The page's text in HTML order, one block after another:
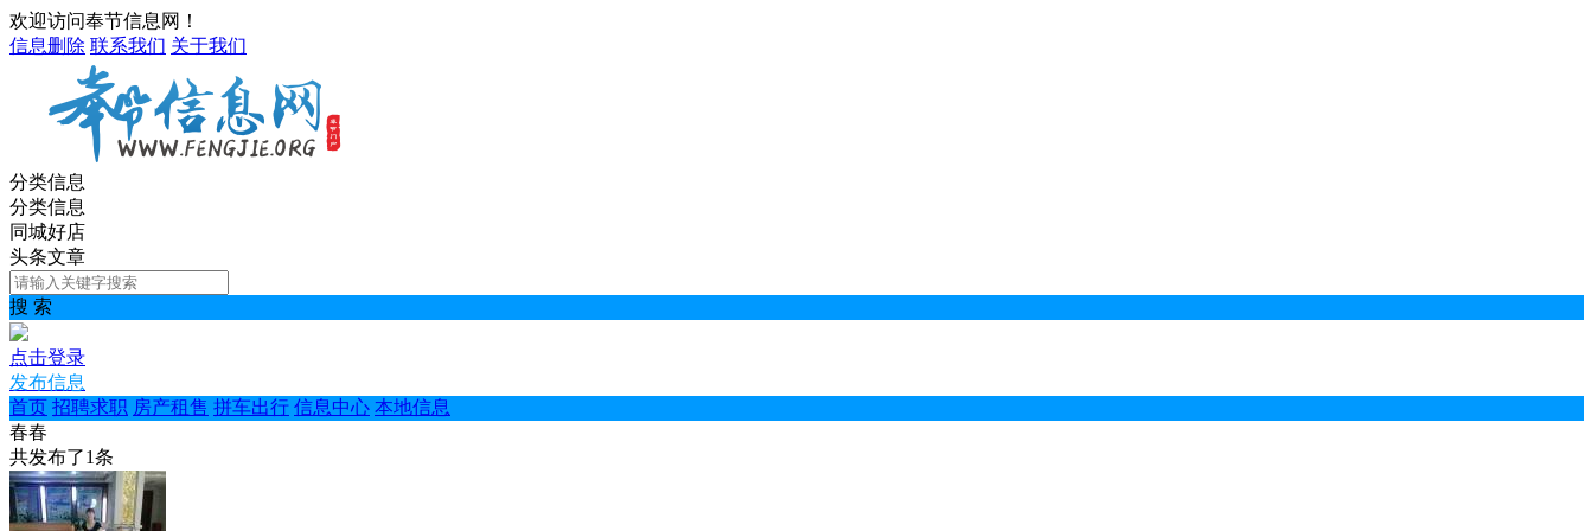
欢迎访问奉节信息网！
信息删除 联系我们 关于我们
分类信息
分类信息
同城好店
头条文章
搜 索
点击登录
发布信息
首页 招聘求职 房产租售 拼车出行 信息中心 本地信息
春春
共发布了1条